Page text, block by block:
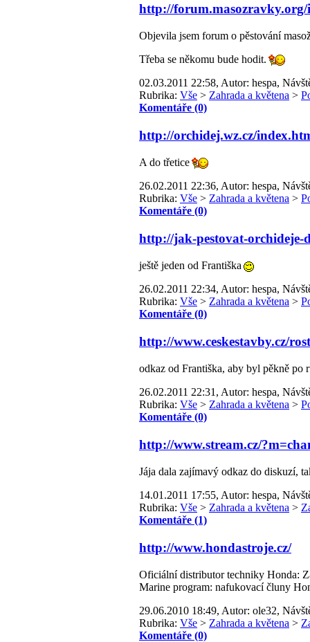
http://
Objevila jsem forum o pěstování
Třeba se někomu bude hodit.
02.03.2011 22:58, Autor: hespa,
Rubrika: Vše > Zahrada a květena >
Komentáře (0)
http://orchidej.wz.cz/
A do třetice
26.02.2011 22:36, Autor: hespa,
Rubrika: Vše > Zahrada a květena >
Komentáře (0)
http://jak-pestovat-orchideje-
ještě jeden od Františka
26.02.2011 22:34, Autor: hespa,
Rubrika: Vše > Zahrada a květena >
Komentáře (0)
http://www.ceskestavby.cz/
odkaz od Františka, aby byl pěkně po
26.02.2011 22:31, Autor: hespa,
Rubrika: Vše > Zahrada a květena >
Komentáře (0)
http://www.stream.cz/
Jája dala zajímavý odkaz do diskuzí,
14.01.2011 17:55, Autor: hespa,
Rubrika: Vše > Zahrada a květena >
Komentáře (1)
http://www.hondastroje.cz/
Oficiální distributor techniky Honda:
Marine program: nafukovací čluny
29.06.2010 18:49, Autor: ole32,
Rubrika: Vše > Zahrada a květena >
Komentáře (0)